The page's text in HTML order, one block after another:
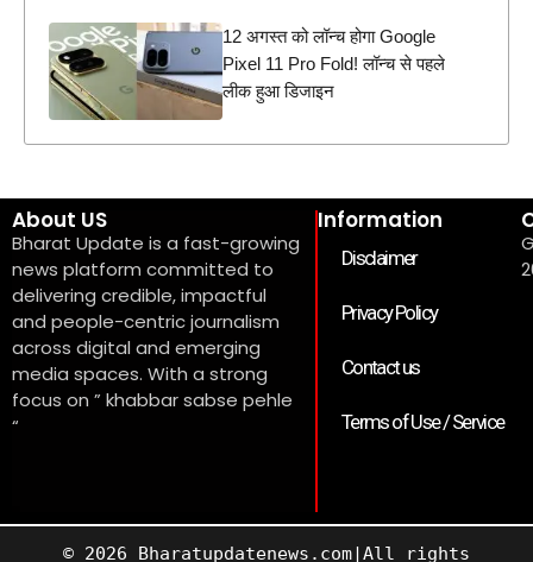
12 अगस्त को लॉन्च होगा Google
Pixel 11 Pro Fold! लॉन्च से पहले
लीक हुआ डिजाइन
About US
Bharat Update is a fast-growing
news platform committed to
delivering credible, impactful
and people-centric journalism
across digital and emerging
media spaces. With a strong
focus on ” khabbar sabse pehle
“
Information
Disclaimer
Privacy Policy
Contact us
Terms of Use / Service
© 2026 Bharatupdatenews.com|All rights